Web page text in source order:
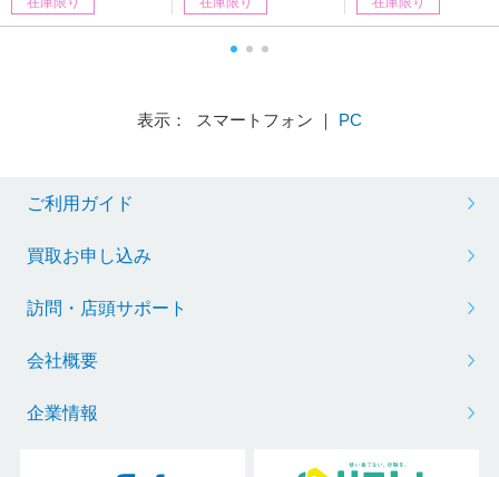
表示： スマートフォン ｜ PC
ご利用ガイド
買取お申し込み
訪問・店頭サポート
会社概要
企業情報